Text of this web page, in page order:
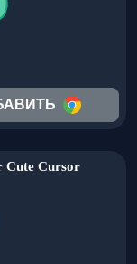
Cute Cursor